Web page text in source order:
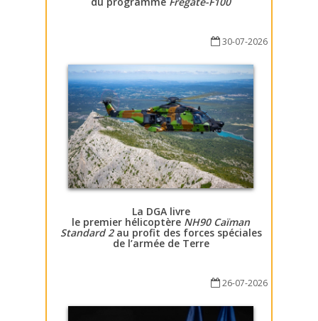
30-07-2026
La DGA livre
le premier hélicoptère NH90 Caïman
Standard 2au profit des forces spéciales
de l’armée de Terre
26-07-2026